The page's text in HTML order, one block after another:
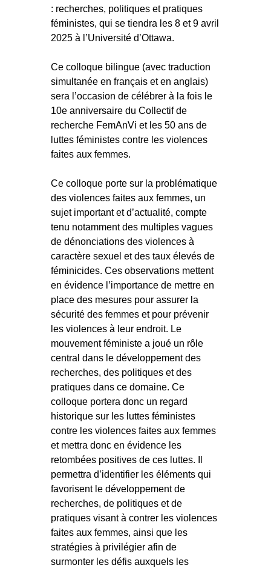
: recherches, politiques et pratiques
féministes, qui se tiendra les 8 et 9 avril
2025 à l’Université d’Ottawa.
Ce colloque bilingue (avec traduction
simultanée en français et en anglais)
sera l’occasion de célébrer à la fois le
10e anniversaire du Collectif de
recherche FemAnVi et les 50 ans de
luttes féministes contre les violences
faites aux femmes.
Ce colloque porte sur la problématique
des violences faites aux femmes, un
sujet important et d’actualité, compte
tenu notamment des multiples vagues
de dénonciations des violences à
caractère sexuel et des taux élevés de
féminicides. Ces observations mettent
en évidence l’importance de mettre en
place des mesures pour assurer la
sécurité des femmes et pour prévenir
les violences à leur endroit. Le
mouvement féministe a joué un rôle
central dans le développement des
recherches, des politiques et des
pratiques dans ce domaine. Ce
colloque portera donc un regard
historique sur les luttes féministes
contre les violences faites aux femmes
et mettra donc en évidence les
retombées positives de ces luttes. Il
permettra d’identifier les éléments qui
favorisent le développement de
recherches, de politiques et de
pratiques visant à contrer les violences
faites aux femmes, ainsi que les
stratégies à privilégier afin de
surmonter les défis auxquels les